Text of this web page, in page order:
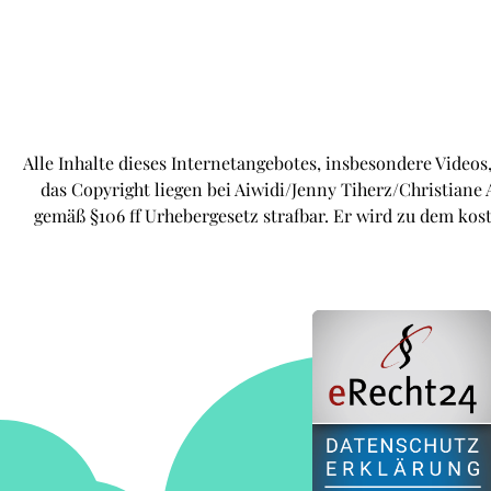
Alle Inhalte dieses Internetangebotes, insbesondere
das Copyright liegen bei Aiwidi/Jenny Tiherz/Christiane
gemäß §106 ff Urhebergesetz strafbar. Er wird zu dem